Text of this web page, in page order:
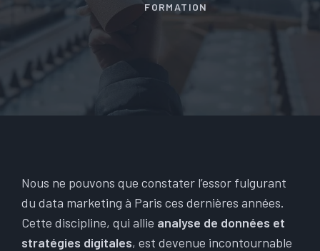
FORMATION
Nous ne pouvons que constater l’essor fulgurant
du data marketing à Paris ces dernières années.
Cette discipline, qui allie analyse de données et
stratégies digitales, est devenue incontournable